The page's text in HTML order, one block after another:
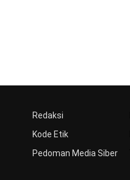
Redaksi
Kode Etik
Pedoman Media Siber